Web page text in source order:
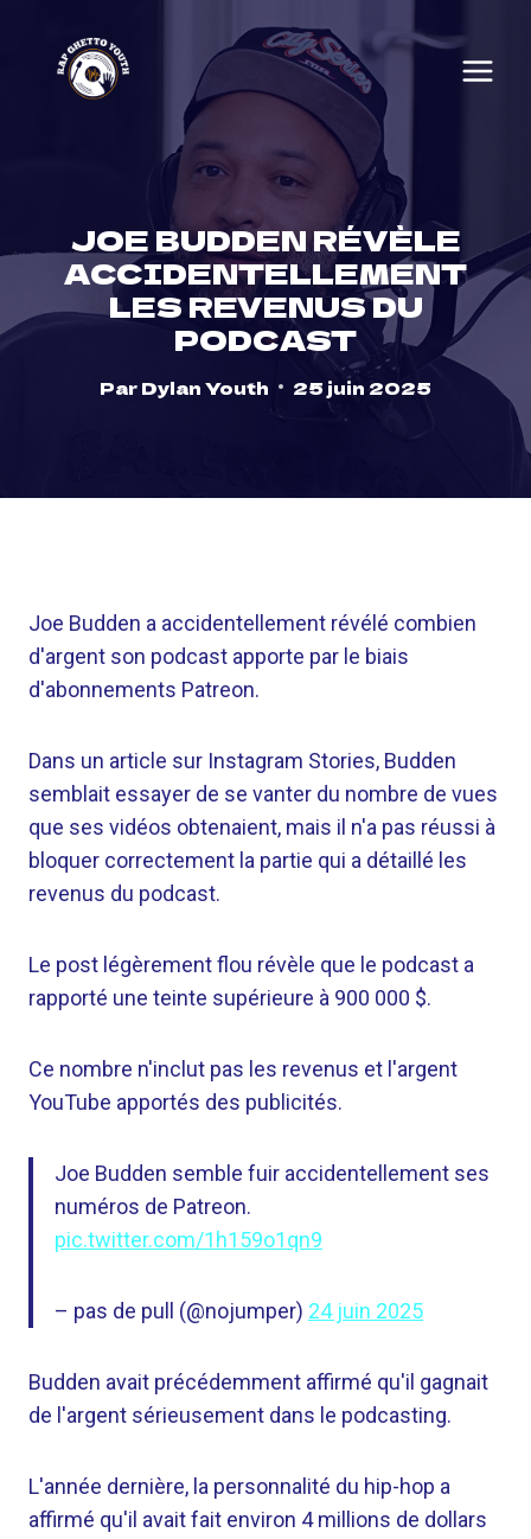
content
JOE BUDDEN RÉVÈLE
ACCIDENTELLEMENT
LES REVENUS DU
PODCAST
ParDylan Youth 25 juin 2025
Joe Budden a accidentellement révélé combien
d'argent son podcast apporte par le biais
d'abonnements Patreon.
Dans un article sur Instagram Stories, Budden
semblait essayer de se vanter du nombre de vues
que ses vidéos obtenaient, mais il n'a pas réussi à
bloquer correctement la partie qui a détaillé les
revenus du podcast.
Le post légèrement flou révèle que le podcast a
rapporté une teinte supérieure à 900 000 $.
Ce nombre n'inclut pas les revenus et l'argent
YouTube apportés des publicités.
Joe Budden semble fuir accidentellement ses
numéros de Patreon.
pic.twitter.com/1h159o1qn9
– pas de pull (@nojumper) 24 juin 2025
Budden avait précédemment affirmé qu'il gagnait
de l'argent sérieusement dans le podcasting.
L'année dernière, la personnalité du hip-hop a
affirmé qu'il avait fait environ 4 millions de dollars